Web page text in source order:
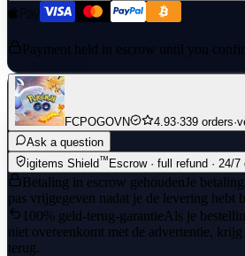
Payment held in escrow until you
FCPOGOVN 4.93·339 orders·
Ask a question
igitems Shield™Escrow · full refund · 24/7
Betaling in escrow gehouden Je
pas vrijgegeven nadat je de levering hebt
100% geld-terug-garantieAls je
niet overeenkomt met de advertentie,
terug.